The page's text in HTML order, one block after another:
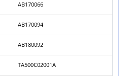
AB170066
AB170094
AB180092
TA500C02001A